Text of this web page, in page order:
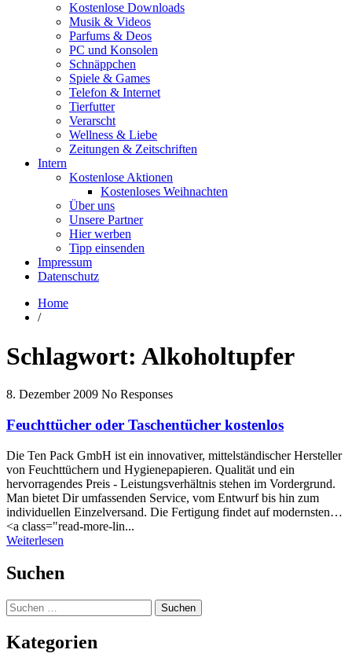
Kostenlose Downloads
Musik & Videos
Parfums & Deos
PC und Konsolen
Schnäppchen
Spiele & Games
Telefon & Internet
Tierfutter
Verarscht
Wellness & Liebe
Zeitungen & Zeitschriften
Intern
Kostenlose Aktionen
Kostenloses Weihnachten
Über uns
Unsere Partner
Hier werben
Tipp einsenden
Impressum
Datenschutz
Home
/
Schlagwort: Alkoholtupfer
8. Dezember 2009 No Responses
Feuchttücher oder Taschentücher kostenlos
Die Ten Pack GmbH ist ein innovativer, mittelständischer Hersteller
von Feuchttüchern und Hygienepapieren. Qualität und ein
hervorragendes Preis - Leistungsverhältnis stehen im Vordergrund.
Man bietet Dir umfassenden Service, vom Entwurf bis hin zum
individuellen Einzelversand. Die Fertigung findet auf modernsten…
<a class="read-more-lin...
Weiterlesen
Suchen
Suchen
nach:
Kategorien